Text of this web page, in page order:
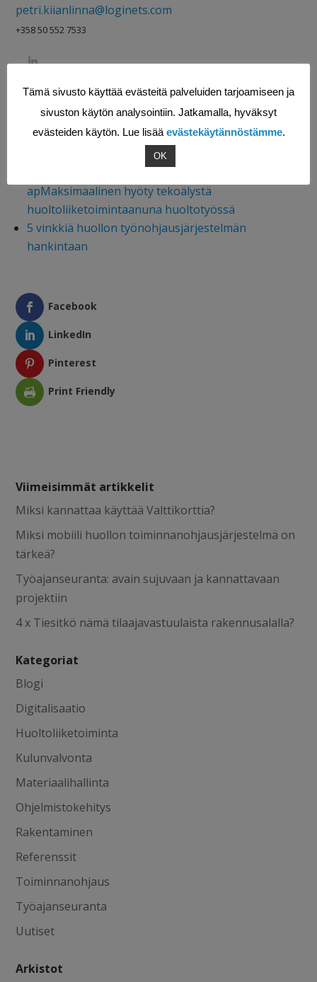
petri.kiianlinna@loginets.com
+358 50 552 7533
Saatat myös pitää näistä kirjoituksistamme:
Miten tekoäly tehostaa huoltoyrityksen toimintaa?
apMaksimaalinen hyöty tekoälystä
huoltoliiketoimintaanuna huoltotyössä
5 vinkkiä huollon työnohjausjärjestelmän
hankintaan
Facebook
LinkedIn
Pinterest
Print Friendly
Viimeisimmät artikkelit
Miksi kannattaa käyttää Valttikorttia?
Miksi mobiili huollon toiminnanohjausjärjestelmä on
tärkeä?
Työajanseuranta: avain sujuvaan ja kannattavaan
projektiin
4 x Tiesitkö nämä tilaajavastuulaista rakennusalalla?
Kategoriat
Blogi
Digitalisaatio
Huoltoliiketoiminta
Kulunvalvonta
Materiaalihallinta
Ohjelmistokehitys
Rakentaminen
Referenssit
Toiminnanohjaus
Työajanseuranta
Uutiset
Arkistot
Tämä sivusto käyttää evästeitä palveluiden tarjoamiseen ja
sivuston käytön analysointiin. Jatkamalla, hyväksyt
evästeiden käytön. Lue lisää evästekäytännöstämme.
OK